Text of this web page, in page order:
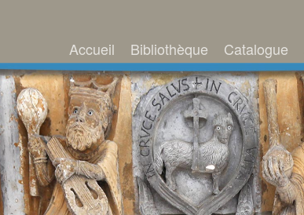
Accueil Bibliothèque Catalogue